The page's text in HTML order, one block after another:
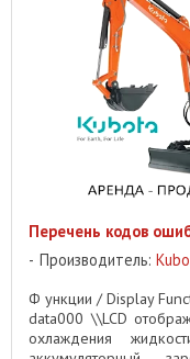
Перечень кодов
Производитель:
Ф ункции / Display
data000 \\LCD
охлаждения